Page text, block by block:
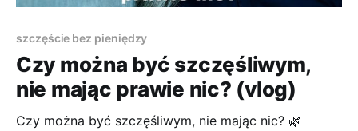
szczęście bez pieniędzy
Czy można być szczęśliwym,
nie mając prawie nic? (vlog)
Czy można być szczęśliwym, nie mając nic? 🌿